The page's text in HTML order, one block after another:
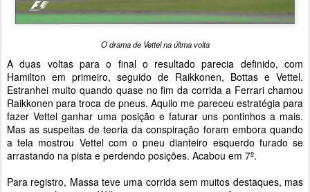
O drama de Vettel na últma volta
A duas voltas para o final o resultado parecia definido, com
Hamilton em primeiro, seguido de Raikkonen, Bottas e Vettel.
Estranhei muito quando quase no fim da corrida a Ferrari chamou
Raikkonen para troca de pneus. Aquilo me pareceu estratégia para
fazer Vettel ganhar uma posição e faturar uns pontinhos a mais.
Mas as suspeitas de teoria da conspiração foram embora quando
a tela mostrou Vettel com o pneu dianteiro esquerdo furado se
arrastando na pista e perdendo posições. Acabou em 7º.
Para registro, Massa teve uma corrida sem muitos destaques, mas